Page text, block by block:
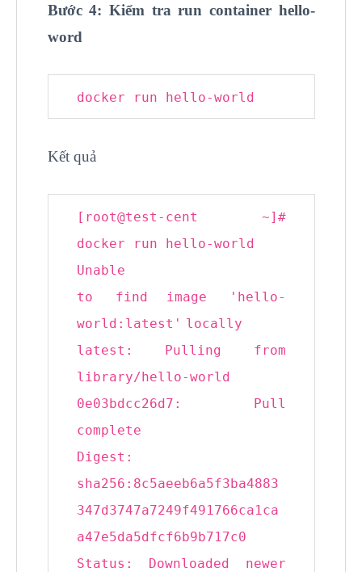
Bước 4: Kiểm tra run container hello-
word
docker run hello-world
Kết quả
[root@test -cent ~] #
docker run hello-world
Unable
to find image
'hello-
world:latest' locally
latest: Pulling from
library/hello-world
0e03bdcc26d7: Pull
complete
Digest:
sha256:8c5aeeb6a5f3ba4883
347d3747a7249f491766ca1ca
a47e5da5dfcf6b9b717c0
Status: Downloaded newer